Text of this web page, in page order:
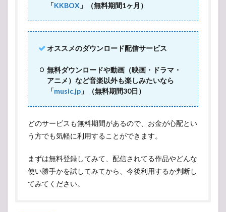
「KKBOX 」（無料期間1ヶ月）
オススメのダウンロード配信サービス
無料ダウンロードや動画（映画・ドラマ・
アニメ）など音楽以外も楽しみたいなら
「music.jp 」（無料期間30日）
どのサービスも無料期間があるので、お金が心配とい
う方でも気軽に利用することができます。
まずは無料登録してみて、配信されてる作品やどんな
使い勝手かを試してみてから、今後利用するか判断し
てみてください。